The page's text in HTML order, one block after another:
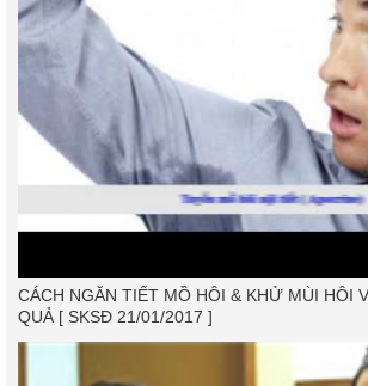
CÁCH NGĂN TIẾT MỒ HÔI & KHỬ MÙI HÔI
QUẢ [ SKSĐ 21/01/2017 ]